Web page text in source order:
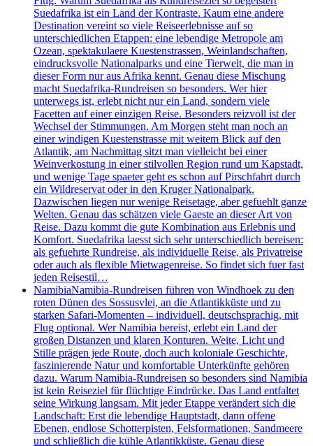
Suedafrika ist ein Land der Kontraste. Kaum eine andere
Destination vereint so viele Reiseerlebnisse auf so
unterschiedlichen Etappen: eine lebendige Metropole am
Ozean, spektakulaere Kuestenstrassen, Weinlandschaften,
eindrucksvolle Nationalparks und eine Tierwelt, die man in
dieser Form nur aus Afrika kennt. Genau diese Mischung
macht Suedafrika-Rundreisen so besonders. Wer hier
unterwegs ist, erlebt nicht nur ein Land, sondern viele
Facetten auf einer einzigen Reise. Besonders reizvoll ist der
Wechsel der Stimmungen. Am Morgen steht man noch an
einer windigen Kuestenstrasse mit weitem Blick auf den
Atlantik, am Nachmittag sitzt man vielleicht bei einer
Weinverkostung in einer stilvollen Region rund um Kapstadt,
und wenige Tage spaeter geht es schon auf Pirschfahrt durch
ein Wildreservat oder in den Kruger Nationalpark.
Dazwischen liegen nur wenige Reisetage, aber gefuehlt ganze
Welten. Genau das schätzen viele Gaeste an dieser Art von
Reise. Dazu kommt die gute Kombination aus Erlebnis und
Komfort. Suedafrika laesst sich sehr unterschiedlich bereisen:
als gefuehrte Rundreise, als individuelle Reise, als Privatreise
oder auch als flexible Mietwagenreise. So findet sich fuer fast
jeden Reisestil…
NamibiaNamibia-Rundreisen führen von Windhoek zu den
roten Dünen des Sossusvlei, an die Atlantikküste und zu
starken Safari-Momenten – individuell, deutschsprachig, mit
Flug optional. Wer Namibia bereist, erlebt ein Land der
großen Distanzen und klaren Konturen. Weite, Licht und
Stille prägen jede Route, doch auch koloniale Geschichte,
faszinierende Natur und komfortable Unterkünfte gehören
dazu. Warum Namibia-Rundreisen so besonders sind Namibia
ist kein Reiseziel für flüchtige Eindrücke. Das Land entfaltet
seine Wirkung langsam. Mit jeder Etappe verändert sich die
Landschaft: Erst die lebendige Hauptstadt, dann offene
Ebenen, endlose Schotterpisten, Felsformationen, Sandmeere
und schließlich die kühle Atlantikküste. Genau diese